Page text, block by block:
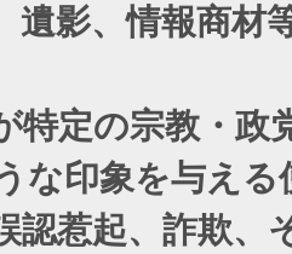
遺影、情報商材
定の宗教・政
な印象を与える
惹起、詐欺、